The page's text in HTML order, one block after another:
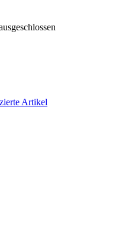
Artikel